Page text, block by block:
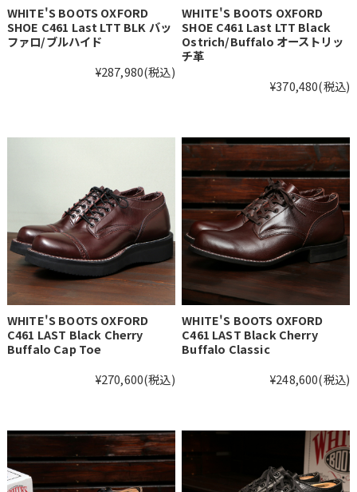
WHITE'S BOOTS OXFORD
SHOE C461 Last LTT BLK バッ
ファロ/ブルハイド
¥287,980(税込)
WHITE'S BOOTS OXFORD
SHOE C461 Last LTT Black
Ostrich/Buffalo オーストリッ
チ革
¥370,480(税込)
WHITE'S BOOTS OXFORD
C461 LAST Black Cherry
Buffalo Cap Toe
¥270,600(税込)
WHITE'S BOOTS OXFORD
C461 LAST Black Cherry
Buffalo Classic
¥248,600(税込)